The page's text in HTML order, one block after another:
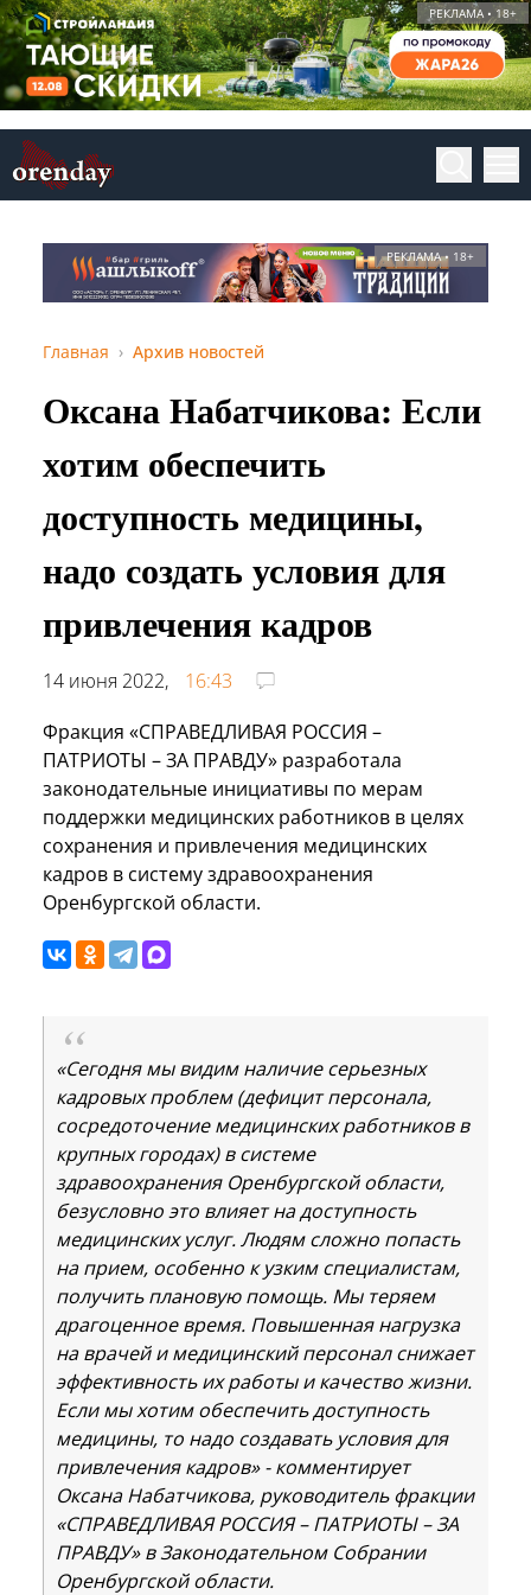
РЕКЛАМА • 18+
РЕКЛАМА • 18+
Главная Архив новостей
Оксана Набатчикова: Если
хотим обеспечить
доступность медицины,
надо создать условия для
привлечения кадров
14 июня 2022,
16:43
Фракция «СПРАВЕДЛИВАЯ РОССИЯ –
ПАТРИОТЫ – ЗА ПРАВДУ» разработала
законодательные инициативы по мерам
поддержки медицинских работников в целях
сохранения и привлечения медицинских
кадров в систему здравоохранения
Оренбургской области.
«Сегодня мы видим наличие серьезных
кадровых проблем (дефицит персонала,
сосредоточение медицинских работников в
крупных городах) в системе
здравоохранения Оренбургской области,
безусловно это влияет на доступность
медицинских услуг. Людям сложно попасть
на прием, особенно к узким специалистам,
получить плановую помощь. Мы теряем
драгоценное время. Повышенная нагрузка
на врачей и медицинский персонал снижает
эффективность их работы и качество жизни.
Если мы хотим обеспечить доступность
медицины, то надо создавать условия для
привлечения кадров» - комментирует
Оксана Набатчикова, руководитель фракции
«СПРАВЕДЛИВАЯ РОССИЯ – ПАТРИОТЫ – ЗА
ПРАВДУ» в Законодательном Собрании
Оренбургской области.